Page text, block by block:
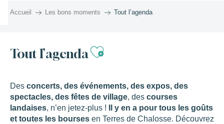
Accueil Les bons moments Tout l’agenda
Tout l’agendaAjouter aux
Des concerts, des événements, des expos, des
spectacles, des fêtes de village, des courses
landaises, n’en jetez-plus !
Il y en a pour tous les goûts
et toutes les bourses en Terres de Chalosse. Découvrez